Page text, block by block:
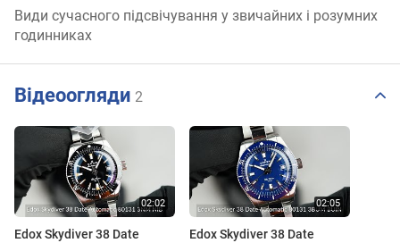
Види сучасного підсвічування у звичайних і розумних
годинниках
Відеоогляди 2
Edox Skydiver 38 Date
Edox Skydiver 38 Date